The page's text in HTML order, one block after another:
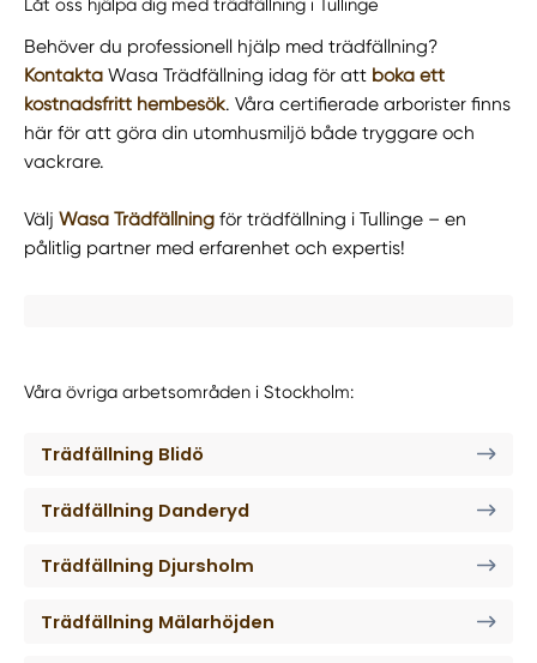
Låt oss hjälpa dig med trädfällning i Tullinge
Behöver du professionell hjälp med trädfällning?
Kontakta Wasa Trädfällning idag för att boka ett
kostnadsfritt hembesök. Våra certifierade arborister finns
här för att göra din utomhusmiljö både tryggare och
vackrare.
VäljWasa Trädfällning för trädfällning i Tullinge – en
pålitlig partner med erfarenhet och expertis!
Våra övriga arbetsområden i Stockholm:
Trädfällning Blidö
Trädfällning Danderyd
Trädfällning Djursholm
Trädfällning Mälarhöjden